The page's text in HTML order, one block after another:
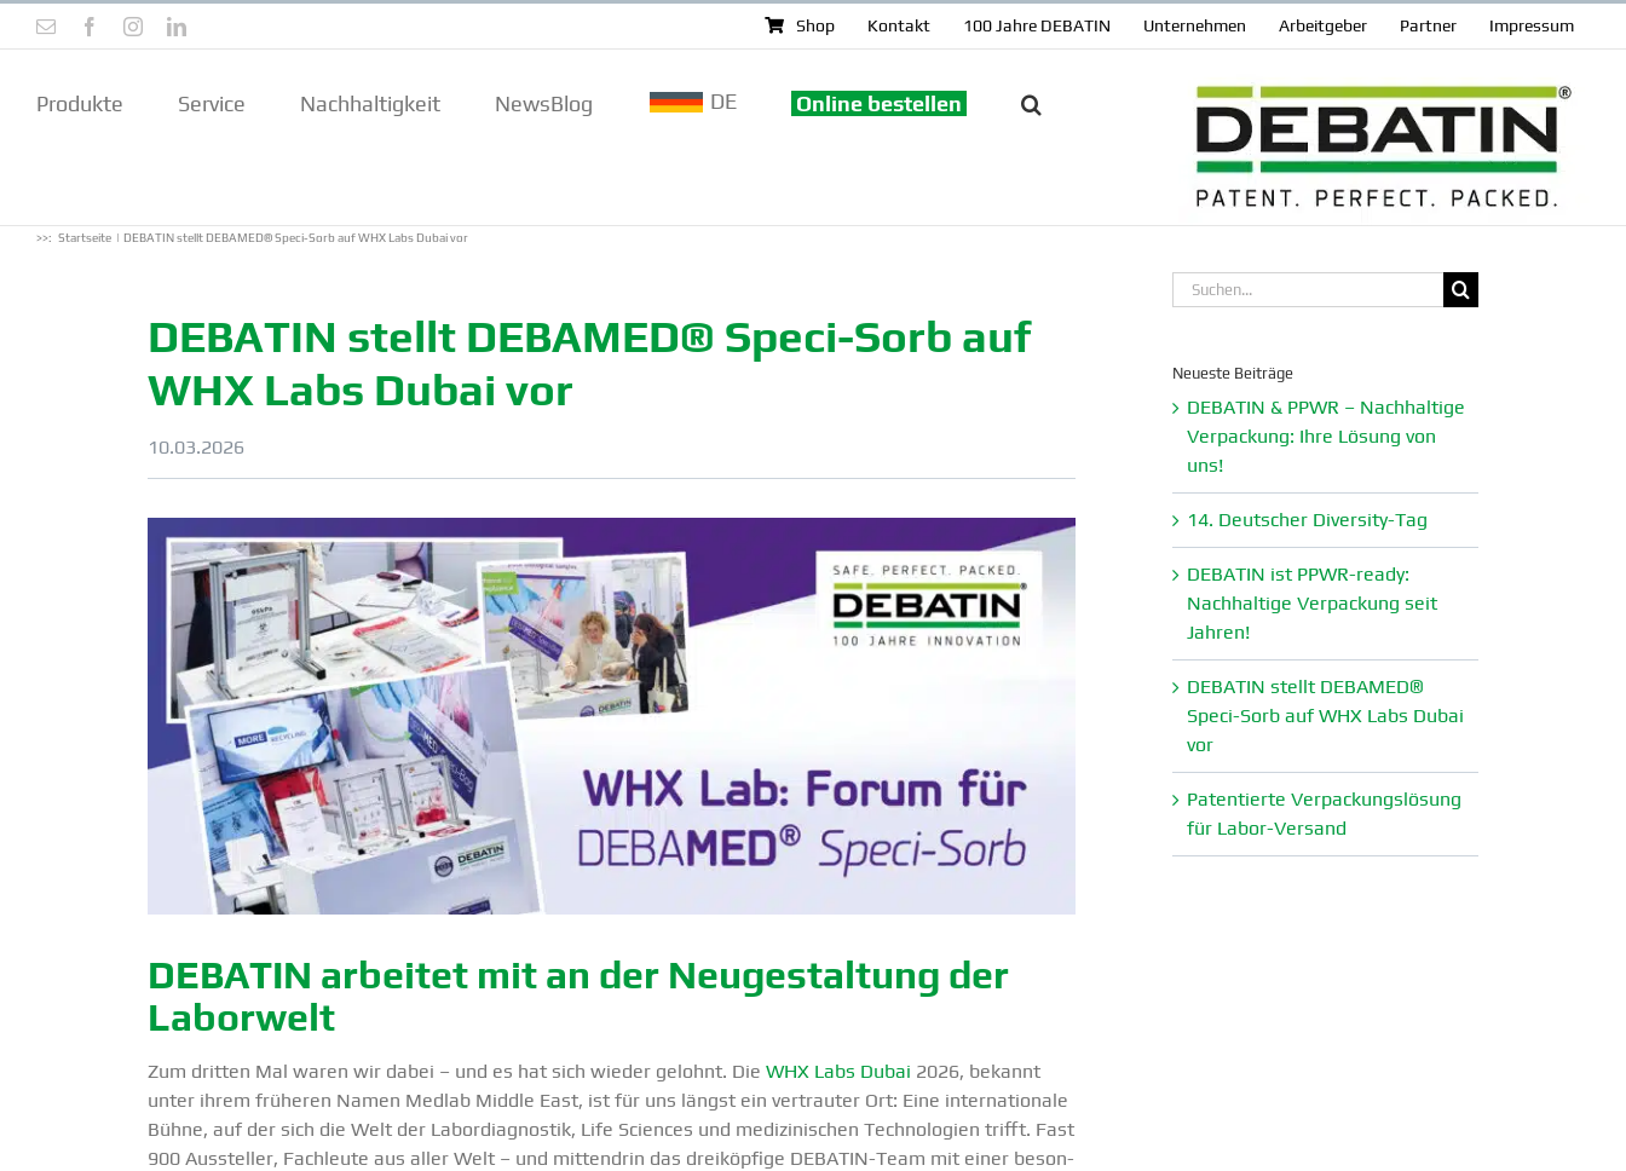
Inhalt
E-
Mail
FacebookInstagramLinkedIn Shop Kontakt 100 Jahre DEBATIN Unter­nehmen Arbeit­geber Partner Impressum
Produkte Service Nachhal­tigkeit NewsBlog DE Online bestellen
>>: Startseite DEBATIN stellt DEBAMED® Speci-Sorb auf WHX Labs Dubai vor
DEBATIN stellt DEBAMED® Speci-Sorb auf
WHX Labs Dubai vor
10.03.2026
DEBATIN arbeitet mit an der Neuge­staltung der
Laborwelt
Zum dritten Mal waren wir dabei – und es hat sich wieder gelohnt. Die WHX Labs Dubai 2026, bekannt
unter ihrem früheren Namen Medlab Middle East, ist für uns längst ein vertrauter Ort: Eine inter­na­tionale
Bühne, auf der sich die Welt der Labor­dia­gnostik, Life Sciences und medizi­ni­schen Techno­logien trifft. Fast
900 Aussteller, Fachleute aus aller Welt – und mittendrin das dreiköpfige DEBATIN-Team mit einer beson­
Suche
nach:
Neueste Beiträge
DEBATIN & PPWR – Nachhaltige
Verpa­ckung: Ihre Lösung von
uns!
14. Deutscher Diversity-Tag
DEBATIN ist PPWR-ready:
Nachhaltige Verpa­ckung seit
Jahren!
DEBATIN stellt DEBAMED®
Speci-Sorb auf WHX Labs Dubai
vor
Paten­tierte Verpa­ckungs­lösung
für Labor-Versand